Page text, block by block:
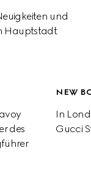
und
Hauptstadt.
des
NEW
In
Gucci